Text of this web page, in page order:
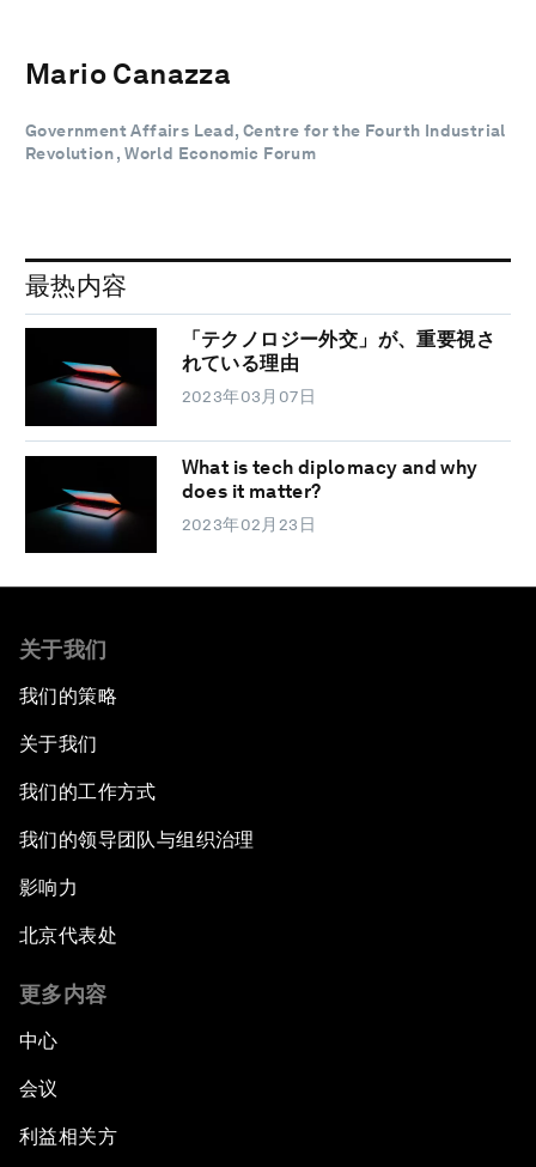
Mario Canazza
Government Affairs Lead, Centre for the Fourth Industrial
Revolution , World Economic Forum
最热内容
「テクノロジー外交」が、重要視さ
れている理由
2023年03月07日
What is tech diplomacy and why
does it matter?
2023年02月23日
关于我们
我们的策略
关于我们
我们的工作方式
我们的领导团队与组织治理
影响力
北京代表处
更多内容
中心
会议
利益相关方